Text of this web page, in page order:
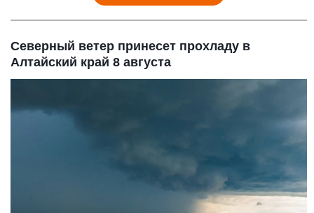
Северный ветер принесет прохладу в
Алтайский край 8 августа